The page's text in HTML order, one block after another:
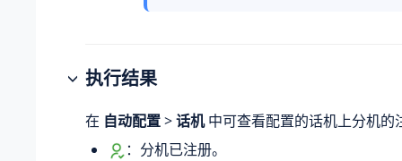
执行结果
在 自动配置>话机中可查看配置的话机上分机的
：分机已注册。